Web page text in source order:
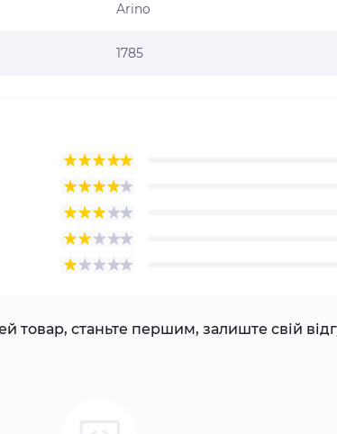
Arino
1785
товар, станьте першим, залиште свій